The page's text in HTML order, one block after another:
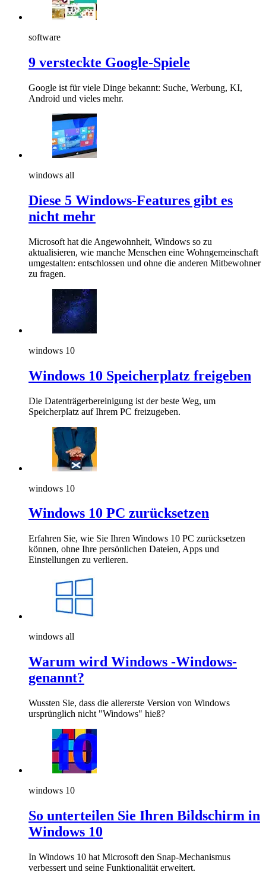
software
9 versteckte Google-Spiele
Google ist für viele Dinge bekannt: Suche, Werbung, KI,
Android und vieles mehr.
windows all
Diese 5 Windows-Features gibt es
nicht mehr
Microsoft hat die Angewohnheit, Windows so zu
aktualisieren, wie manche Menschen eine Wohngemeinschaft
umgestalten: entschlossen und ohne die anderen Mitbewohner
zu fragen.
windows 10
Windows 10 Speicherplatz freigeben
Die Datenträgerbereinigung ist der beste Weg, um
Speicherplatz auf Ihrem PC freizugeben.
windows 10
Windows 10 PC zurücksetzen
Erfahren Sie, wie Sie Ihren Windows 10 PC zurücksetzen
können, ohne Ihre persönlichen Dateien, Apps und
Einstellungen zu verlieren.
windows all
Warum wird Windows -Windows-
genannt?
Wussten Sie, dass die allererste Version von Windows
ursprünglich nicht "Windows" hieß?
windows 10
So unterteilen Sie Ihren Bildschirm in
Windows 10
In Windows 10 hat Microsoft den Snap-Mechanismus
verbessert und seine Funktionalität erweitert.